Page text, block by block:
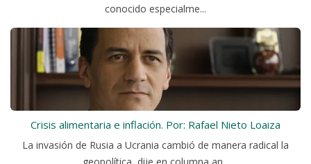
conocido especialme...
Crisis alimentaria e inflación. Por: Rafael Nieto Loaiza
La invasión de Rusia a Ucrania cambió de manera radical la